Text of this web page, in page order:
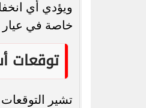
ويؤدي أي
خاصة في عيار 21 الأكثر تداولًا.
توقعات
تشير